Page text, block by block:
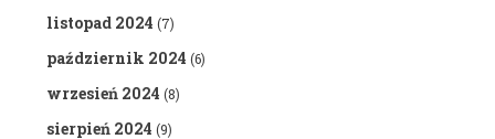
listopad 2024 (7)
październik 2024 (6)
wrzesień 2024 (8)
sierpień 2024 (9)